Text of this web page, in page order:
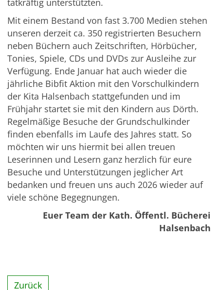
tatkräftig unterstützten.
Mit einem Bestand von fast 3.700 Medien stehen
unseren derzeit ca. 350 registrierten Besuchern
neben Büchern auch Zeitschriften, Hörbücher,
Tonies, Spiele, CDs und DVDs zur Ausleihe zur
Verfügung. Ende Januar hat auch wieder die
jährliche Bibfit Aktion mit den Vorschulkindern
der Kita Halsenbach stattgefunden und im
Frühjahr startet sie mit den Kindern aus Dörth.
Regelmäßige Besuche der Grundschulkinder
finden ebenfalls im Laufe des Jahres statt. So
möchten wir uns hiermit bei allen treuen
Leserinnen und Lesern ganz herzlich für eure
Besuche und Unterstützungen jeglicher Art
bedanken und freuen uns auch 2026 wieder auf
viele schöne Begegnungen.
Euer Team der Kath. Öffentl. Bücherei
Halsenbach
Zurück